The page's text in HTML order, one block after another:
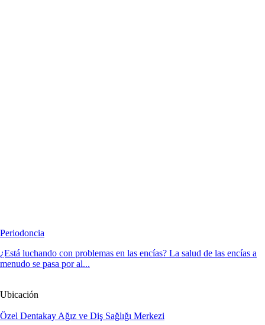
Periodoncia
¿Está luchando con problemas en las encías? La salud de las encías a
menudo se pasa por al...
Ubicación
Özel Dentakay Ağız ve Diş Sağlığı Merkezi